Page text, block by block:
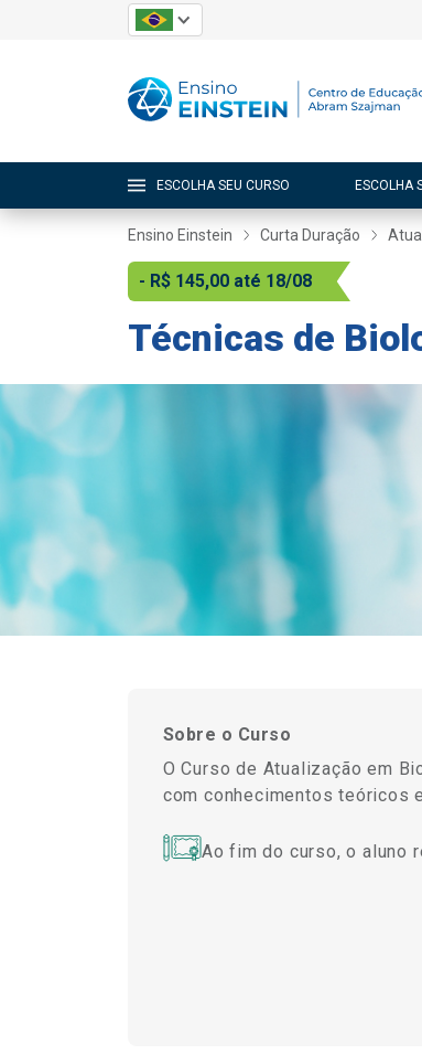
ESCOLHA SEU CURSO ESCOLHA
Ensino Einstein Curta Duração
- R$ 145,00 até 18/08
Técnicas de
Sobre o Curso
O Curso de Atualização em
com conhecimentos teóricos
Ao fim do curso, o aluno